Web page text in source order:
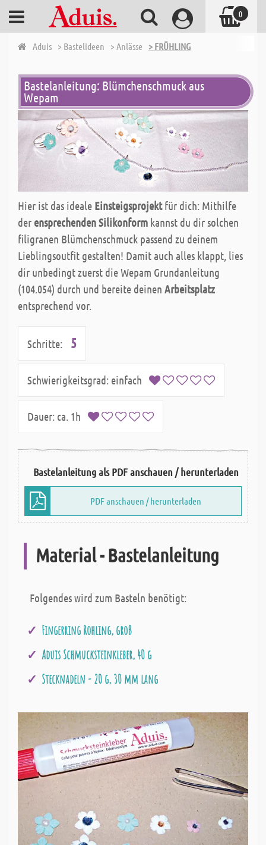
Aduis > Bastelideen > Anlässe > FRÜHLING
Bastelanleitung: Blümchenschmuck aus
Wepam
Hier ist das ideale Einsteigsprojektfür dich: Mithilfe
der ensprechenden Silikonform kannst du dir solchen
filigranen Blümchenschmuck passend zu deinem
Lieblingsoutfit gestalten! Damit auch alles klappt, lies
dir unbedingt zuerst die Wepam Grundanleitung
(104.054) durch und bereite deinen Arbeitsplatz
entsprechend vor.
Schritte: 5
Schwierigkeitsgrad: einfach
Dauer: ca. 1h
Bastelanleitung als PDF anschauen / herunterladen
PDF anschauen / herunterladen
Material - Bastelanleitung
Folgendes wird zum Basteln benötigt:
Fingerring Rohling, groß
Aduis Schmucksteinkleber, 40 g
Stecknadeln - 20 g, 30 mm lang
0